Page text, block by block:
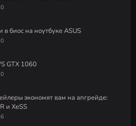
в биос на ноутбуке ASUS
GTX 1060
экономят вам на апгрейде:
и XeSS